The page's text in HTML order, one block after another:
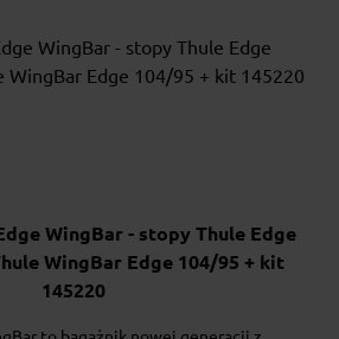
WingBar - stopy Thule Edge
WingBar Edge 104/95 + kit
145220